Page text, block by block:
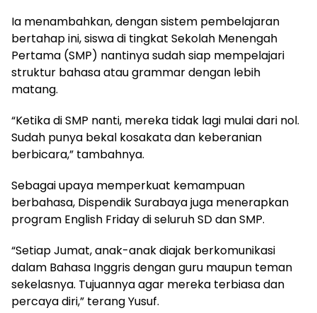
Ia menambahkan, dengan sistem pembelajaran
bertahap ini, siswa di tingkat Sekolah Menengah
Pertama (SMP) nantinya sudah siap mempelajari
struktur bahasa atau grammar dengan lebih
matang.
“Ketika di SMP nanti, mereka tidak lagi mulai dari nol.
Sudah punya bekal kosakata dan keberanian
berbicara,” tambahnya.
Sebagai upaya memperkuat kemampuan
berbahasa, Dispendik Surabaya juga menerapkan
program English Friday di seluruh SD dan SMP.
“Setiap Jumat, anak-anak diajak berkomunikasi
dalam Bahasa Inggris dengan guru maupun teman
sekelasnya. Tujuannya agar mereka terbiasa dan
percaya diri,” terang Yusuf.